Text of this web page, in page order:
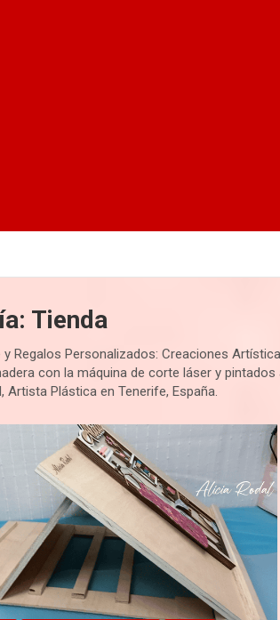
Tienda
y Regalos Personalizados: Creaciones
con la máquina de corte láser y
Artista Plástica en Tenerife, España.